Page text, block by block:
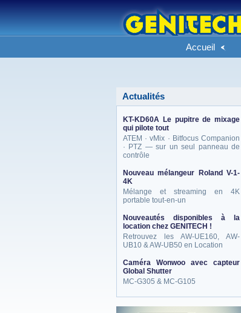
Accueil
Actualités
KT-KD60A Le pupitre de mixage
qui pilote tout
ATEM · vMix · Bitfocus Companion
· PTZ — sur un seul panneau de
contrôle
Nouveau mélangeur Roland V-1-
4K
Mélange et streaming en 4K
portable tout-en-un
Nouveautés disponibles à la
location chez GENITECH !
Retrouvez les AW-UE160, AW-
UB10 & AW-UB50 en Location
Caméra Wonwoo avec capteur
Global Shutter
MC-G305 & MC-G105